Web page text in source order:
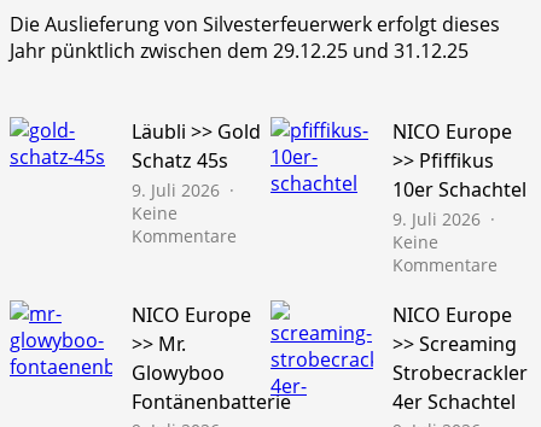
Die Auslieferung von Silvesterfeuerwerk erfolgt dieses
Jahr pünktlich zwischen dem 29.12.25 und 31.12.25
Läubli >> Gold
Schatz 45s
9. Juli 2026
Keine
Kommentare
Gold
Schatz
NICO Europe
>> Pfiffikus
10er Schachtel
9. Juli 2026
Keine
Kommentare
10er
NICO Europe
>> Mr.
Glowyboo
Fontänenbatterie
NICO Europe
>> Screaming
Strobecrackler
4er Schachtel